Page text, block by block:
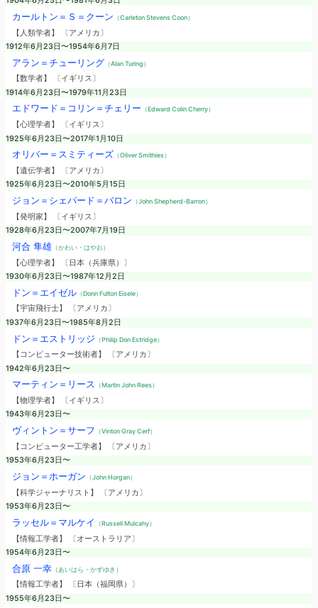
カールトン＝Ｓ＝クーン （Carleton Stevens Coon）
【人類学者】 〔アメリカ〕
1912年6月23日〜1954年6月7日
アラン＝チューリング （Alan Turing）
【数学者】 〔イギリス〕
1914年6月23日〜1979年11月23日
エドワード＝コリン＝チェリー （Edward Colin Cherry）
【心理学者】 〔イギリス〕
1925年6月23日〜2017年1月10日
オリバー＝スミティーズ （Oliver Smithies）
【遺伝学者】 〔アメリカ〕
1925年6月23日〜2010年5月15日
ジョン＝シェパード＝バロン （John Shepherd-Barron）
【発明家】 〔イギリス〕
1928年6月23日〜2007年7月19日
河合 隼雄（かわい・はやお）
【心理学者】 〔日本（兵庫県）〕
1930年6月23日〜1987年12月2日
ドン＝エイゼル（Donn Fulton Eisele）
【宇宙飛行士】 〔アメリカ〕
1937年6月23日〜1985年8月2日
ドン＝エストリッジ （Philip Don Estridge）
【コンピューター技術者】 〔アメリカ〕
1942年6月23日〜
マーティン＝リース （Martin John Rees）
【物理学者】 〔イギリス〕
1943年6月23日〜
ヴィントン＝サーフ （Vinton Gray Cerf）
【コンピューター工学者】 〔アメリカ〕
1953年6月23日〜
ジョン＝ホーガン （John Horgan）
【科学ジャーナリスト】 〔アメリカ〕
1953年6月23日〜
ラッセル＝マルケイ （Russell Mulcahy）
【情報工学者】 〔オーストラリア〕
1954年6月23日〜
合原 一幸（あいはら・かずゆき）
【情報工学者】 〔日本（福岡県）〕
1955年6月23日〜